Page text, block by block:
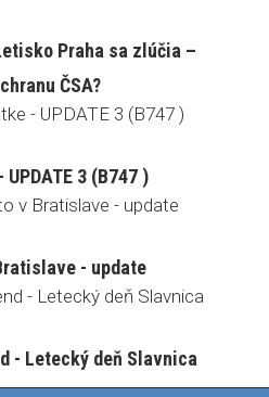
Praha sa zlúčia –
ČSA?
3 (B747 )
- update
- Letecký deň Slavnica